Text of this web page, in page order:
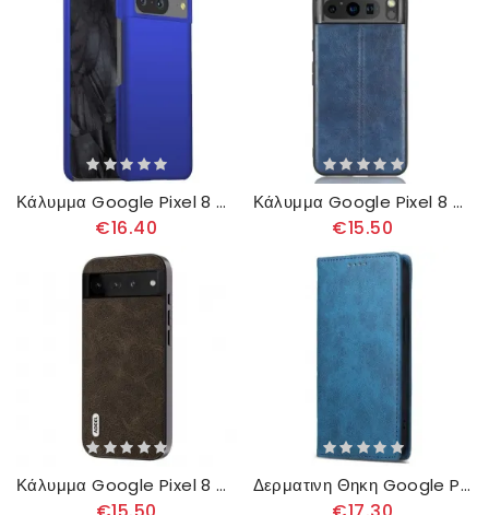
Κάλυμμα Google Pixel 8 Απλό Πλαστικό Σιλικόνης
€16.40
Κάλυμμα Google Pixel 8 Ραφή Από Συνθετικό Δέρμα Σιλικόνης
€15.50
Κάλυμμα Google Pixel 8 Θήκες Κινητών Faux Δέρμα Abeel Δερματινη Θηκη Google Pixel 8 Προστατευτικό Κυμάτων Rfid